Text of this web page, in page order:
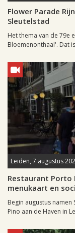
Flower Parade
Sleutelstad
Het thema van de 79e
Bloemenonthaal'. Dat
Leiden, 7 augustus
Restaurant
menukaart en
Begin augustus namen
Pino aan de Haven in